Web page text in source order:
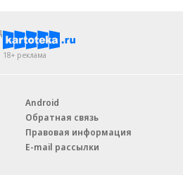
18+ реклама
Android
Обратная связь
Правовая информация
E-mail рассылки